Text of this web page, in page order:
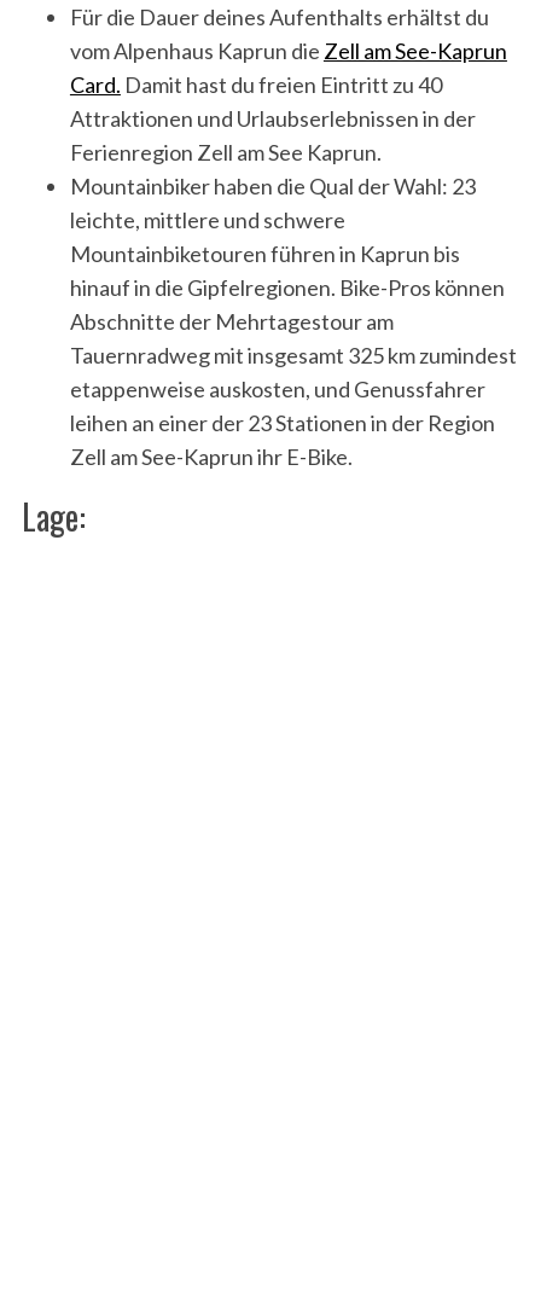
Für die Dauer deines Aufenthalts erhältst du
vom Alpenhaus Kaprun die Zell am See-Kaprun
Card. Damit hast du freien Eintritt zu 40
Attraktionen und Urlaubserlebnissen in der
Ferienregion Zell am See Kaprun.
Mountainbiker haben die Qual der Wahl: 23
leichte, mittlere und schwere
Mountainbiketouren führen in Kaprun bis
hinauf in die Gipfelregionen. Bike-Pros können
Abschnitte der Mehrtagestour am
Tauernradweg mit insgesamt 325 km zumindest
etappenweise auskosten, und Genussfahrer
leihen an einer der 23 Stationen in der Region
Zell am See-Kaprun ihr E-Bike.
Lage: